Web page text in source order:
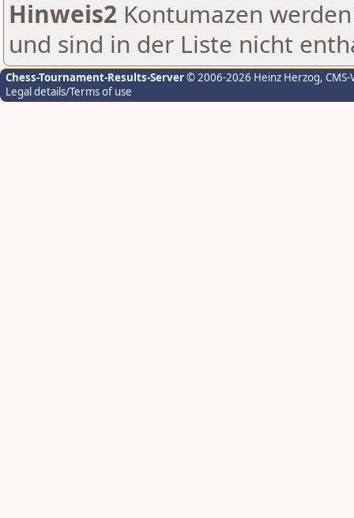
Hinweis2 Kontumazen
und sind in der Liste nicht
Chess-Tournament-Results-Server© 2006-2026 Heinz Herzog,
Legal details/Terms of use